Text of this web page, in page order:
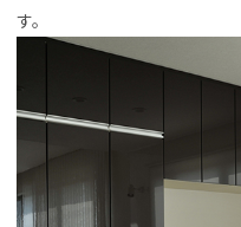
す。